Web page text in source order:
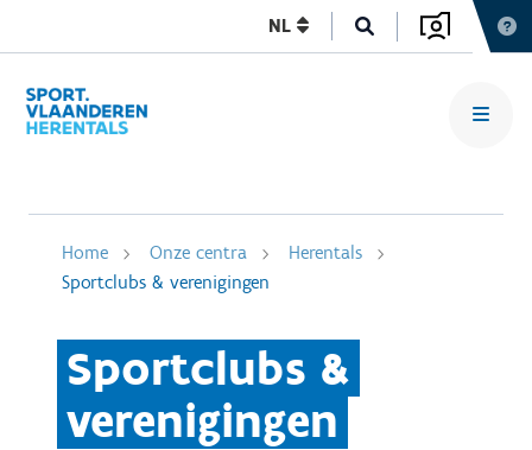
NL
Home Onze centra
Herentals
Sportclubs & verenigingen
Sportclubs &
verenigingen